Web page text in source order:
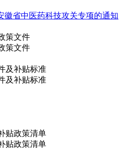
徽省中医药科技攻关专项的通知
策文件
策文件
及补贴标准
及补贴标准
贴政策清单
贴政策清单